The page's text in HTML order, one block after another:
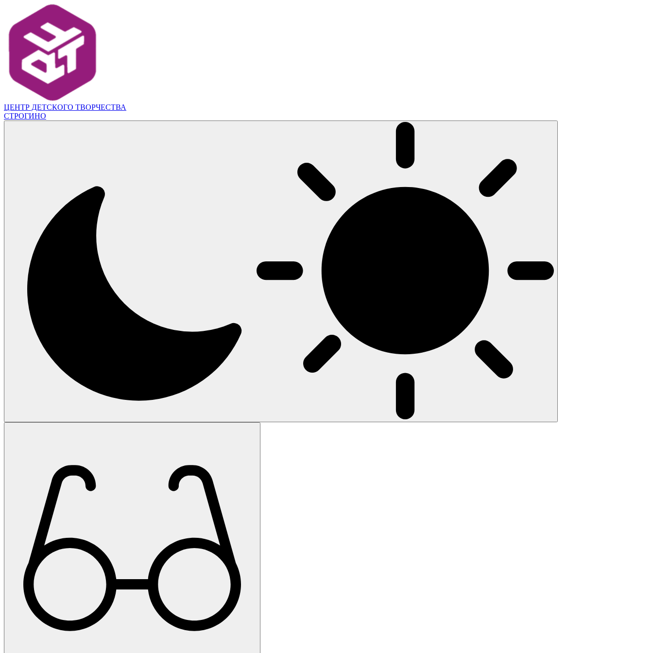
ЦЕНТР ДЕТСКОГО ТВОРЧЕСТВА
СТРОГИНО